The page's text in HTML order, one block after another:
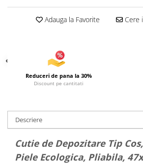
Adauga la Favorite Cere
Reduceri de pana la 30%
Discount pe cantitati
Descriere
Cutie de Depozitare Tip
Piele Ecologica, Pliabila,